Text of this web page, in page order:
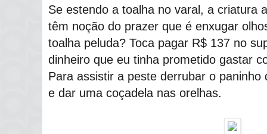
Se estendo a toalha no varal, a criatura
têm noção do prazer que é enxugar
toalha peluda? Toca pagar R$ 137 no
dinheiro que eu tinha prometido gastar
Para assistir a peste derrubar o
e dar uma coçadela nas orelhas.